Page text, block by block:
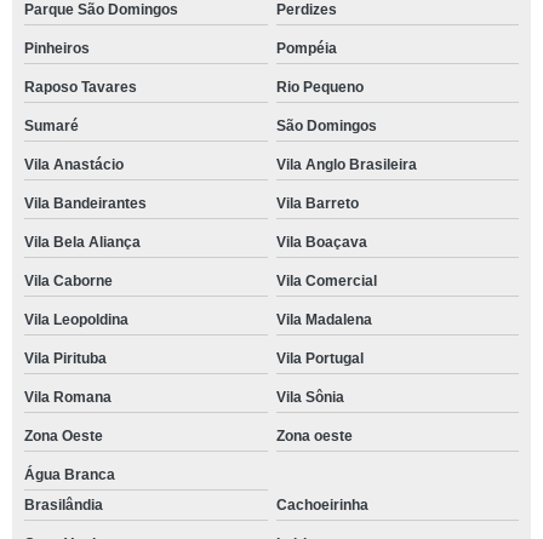
Parque São Domingos Perdizes
Pinheiros Pompéia
Raposo Tavares Rio Pequeno
Sumaré São Domingos
Vila Anastácio Vila Anglo Brasileira
Vila Bandeirantes Vila Barreto
Vila Bela Aliança Vila Boaçava
Vila Caborne Vila Comercial
Vila Leopoldina Vila Madalena
Vila Pirituba Vila Portugal
Vila Romana Vila Sônia
Zona Oeste Zona oeste
Água Branca
Brasilândia
Cachoeirinha